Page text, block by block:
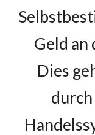
Geld an
Dies